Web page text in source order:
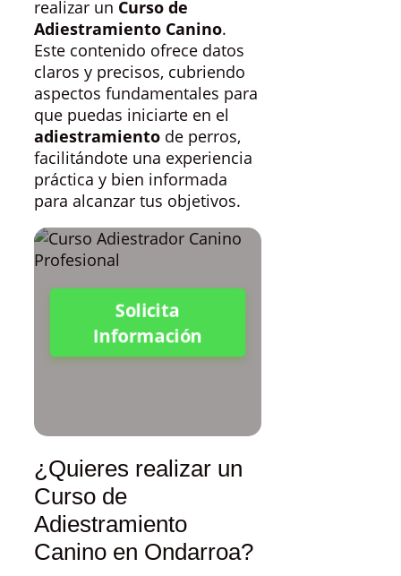
realizar un Curso de
Adiestramiento Canino.
Este contenido ofrece datos
claros y precisos, cubriendo
aspectos fundamentales para
que puedas iniciarte en el
adiestramiento de perros,
facilitándote una experiencia
práctica y bien informada
para alcanzar tus objetivos.
Solicita
Información
¿Quieres realizar un
Curso de
Adiestramiento
Canino en Ondarroa?